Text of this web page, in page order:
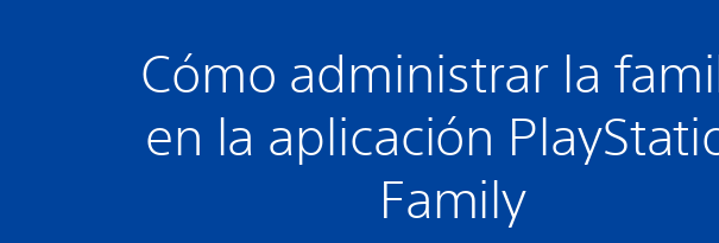
Cómo administrar la
en la aplicación
Family